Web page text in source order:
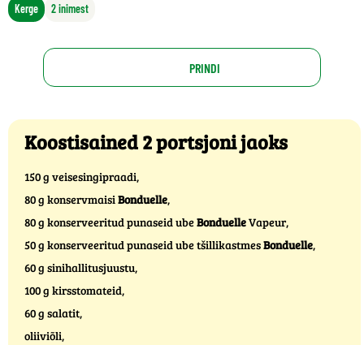
Kerge 2 inimest
PRINDI
Koostisained 2 portsjoni jaoks
150 g veisesingipraadi,
80 g konservmaisiBonduelle,
80 g konserveeritud punaseid ubeBonduelleVapeur,
50 g konserveeritud punaseid ube tšillikastmesBonduelle,
60 g sinihallitusjuustu,
100 g kirsstomateid,
60 g salatit,
oliiviõli,